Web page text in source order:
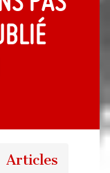
Articles